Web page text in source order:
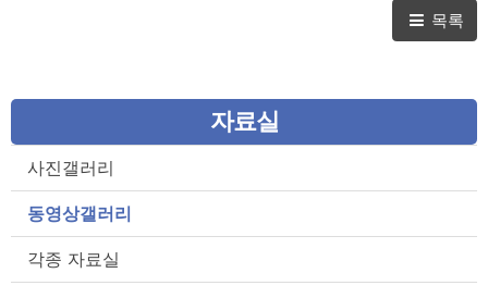
목록
자료실
사진갤러리
동영상갤러리
각종 자료실